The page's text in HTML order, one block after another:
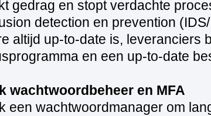
gedrag en stopt verdachte
detection en prevention
altijd up-to-date is, leveranciers
en een up-to-date
wachtwoordbeheer en MFA
een wachtwoordmanager om